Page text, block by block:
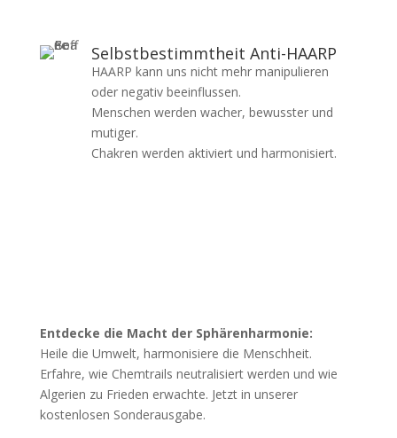
Selbstbestimmtheit Anti-HAARP
HAARP kann uns nicht mehr manipulieren
oder negativ beeinflussen.
Menschen werden wacher, bewusster und
mutiger.
Chakren werden aktiviert und harmonisiert.
Entdecke die Macht der Sphärenharmonie:
Heile die Umwelt, harmonisiere die Menschheit.
Erfahre, wie Chemtrails neutralisiert werden und wie
Algerien zu Frieden erwachte. Jetzt in unserer
kostenlosen Sonderausgabe.